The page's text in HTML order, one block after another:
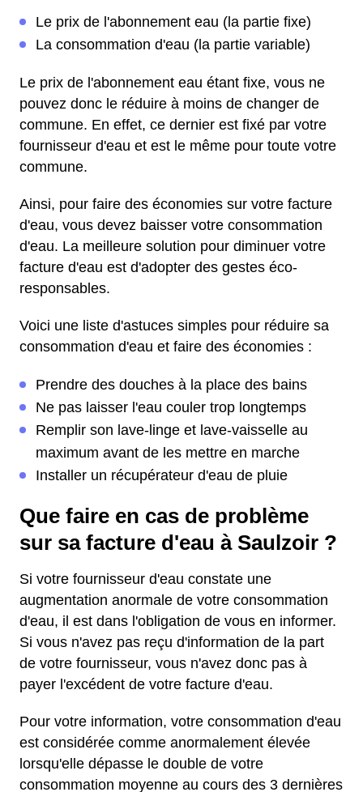
Le prix de l'abonnement eau (la partie fixe)
La consommation d'eau (la partie variable)
Le prix de l'abonnement eau étant fixe, vous ne
pouvez donc le réduire à moins de changer de
commune. En effet, ce dernier est fixé par votre
fournisseur d'eau et est le même pour toute votre
commune.
Ainsi, pour faire des économies sur votre facture
d'eau, vous devez baisser votre consommation
d'eau. La meilleure solution pour diminuer votre
facture d'eau est d'adopter des gestes éco-
responsables.
Voici une liste d'astuces simples pour réduire sa
consommation d'eau et faire des économies :
Prendre des douches à la place des bains
Ne pas laisser l'eau couler trop longtemps
Remplir son lave-linge et lave-vaisselle au
maximum avant de les mettre en marche
Installer un récupérateur d'eau de pluie
Que faire en cas de problème
sur sa facture d'eau à Saulzoir ?
Si votre fournisseur d'eau constate une
augmentation anormale de votre consommation
d'eau, il est dans l'obligation de vous en informer.
Si vous n'avez pas reçu d'information de la part
de votre fournisseur, vous n'avez donc pas à
payer l'excédent de votre facture d'eau.
Pour votre information, votre consommation d'eau
est considérée comme anormalement élevée
lorsqu'elle dépasse le double de votre
consommation moyenne au cours des 3 dernières